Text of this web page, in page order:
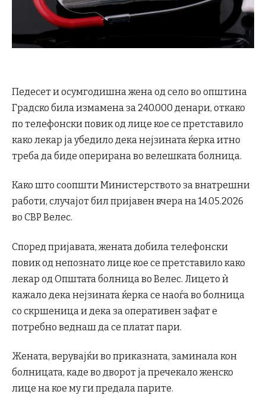
Педесет и осумгодишна жена од село во општина
Градско била измамена за 240.000 денари, откако
по телефонски повик од лице кое се претставило
како лекар ја убедило дека нејзината ќерка итно
треба да биде оперирана во велешката болница.
Како што соопшти Министерството за внатрешни
работи, случајот бил пријавен вчера на 14.05.2026
во СВР Велес.
Според пријавата, жената добила телефонски
повик од непознато лице кое се претставило како
лекар од Општата болница во Велес. Лицето ѝ
кажало дека нејзината ќерка се наоѓа во болница
со скршеница и дека за оперативен зафат е
потребно веднаш да се платат пари.
Жената, верувајќи во приказната, заминала кон
болницата, каде во дворот ја пречекало женско
лице на кое му ги предала парите.